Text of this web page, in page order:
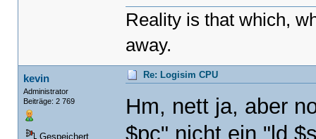
Reality is that which,
away.
kevin
Administrator
Beiträge: 2 769
Gespeichert
Re: Logisim CPU
Hm, nett ja, aber
$pc" nicht ein "ld